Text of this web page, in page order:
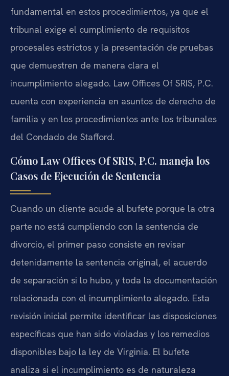
fundamental en estos procedimientos, ya que el
tribunal exige el cumplimiento de requisitos
procesales estrictos y la presentación de pruebas
que demuestren de manera clara el
incumplimiento alegado. Law Offices Of SRIS, P.C.
cuenta con experiencia en asuntos de derecho de
familia y en los procedimientos ante los tribunales
del Condado de Stafford.
Cómo Law Offices Of SRIS, P.C. maneja los
Casos de Ejecución de Sentencia
Cuando un cliente acude al bufete porque la otra
parte no está cumpliendo con la sentencia de
divorcio, el primer paso consiste en revisar
detenidamente la sentencia original, el acuerdo
de separación si lo hubo, y toda la documentación
relacionada con el incumplimiento alegado. Esta
revisión inicial permite identificar las disposiciones
específicas que han sido violadas y los remedios
disponibles bajo la ley de Virginia. El bufete
analiza si el incumplimiento es de naturaleza